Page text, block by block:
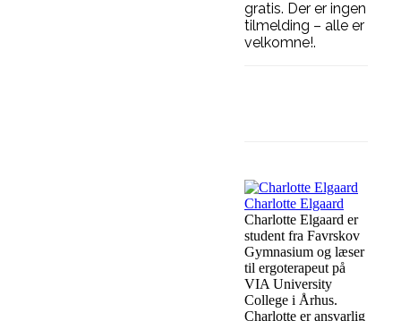
gratis. Der er ingen
tilmelding – alle er
velkomne!.
Charlotte Elgaard
Charlotte Elgaard er
student fra Favrskov
Gymnasium og læser
til ergoterapeut på
VIA University
College i Århus.
Charlotte er ansvarlig